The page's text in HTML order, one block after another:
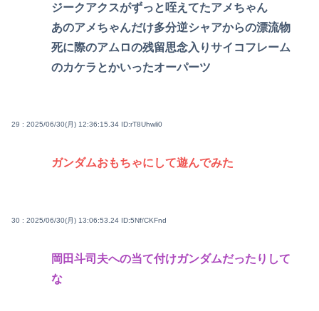
ジークアクスがずっと咥えてたアメちゃん
あのアメちゃんだけ多分逆シャアからの漂流物
死に際のアムロの残留思念入りサイコフレーム
のカケラとかいったオーパーツ
29 : 2025/06/30(月) 12:36:15.34 ID:rT8Uhwli0
ガンダムおもちゃにして遊んでみた
30 : 2025/06/30(月) 13:06:53.24 ID:5Nf/CKFnd
岡田斗司夫への当て付けガンダムだったりして
な